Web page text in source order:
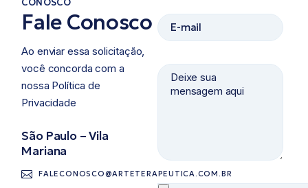
CONOSCO​
Fale Conosco
Ao enviar essa solicitação,
você concorda com a
nossa Política de
Privacidade ​
São Paulo – Vila
Mariana
FALECONOSCO@ARTETERAPEUTICA.COM.BR